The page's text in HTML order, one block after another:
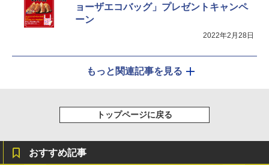
ョーザエコバッグ」プレゼントキャンペ
ーン
2022年2月28日
もっと関連記事を見る
トップページに戻る
おすすめ記事